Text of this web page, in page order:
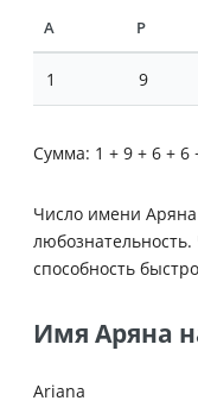
А Р
1 9
Сумма: 1 + 9 + 6 + 6
Число имени
способность
Имя Аряна
Ariana